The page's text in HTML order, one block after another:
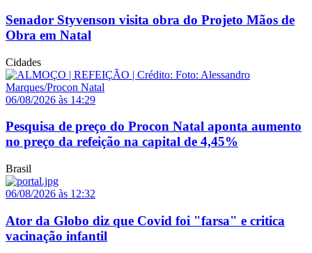
Senador Styvenson visita obra do Projeto Mãos de
Obra em Natal
Cidades
06/08/2026 às 14:29
Pesquisa de preço do Procon Natal aponta aumento
no preço da refeição na capital de 4,45%
Brasil
06/08/2026 às 12:32
Ator da Globo diz que Covid foi "farsa" e critica
vacinação infantil